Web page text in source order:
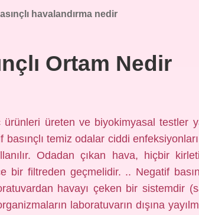
havalandırma nedir
Ortam Nedir
ürünleri üreten ve biyokimyasal testler
temiz odalar ciddi
Odadan çıkan hava, hiçbir
bir filtreden geçmelidir. .. Negatif
havayı çeken bir sistemdir
laboratuvarın dışına